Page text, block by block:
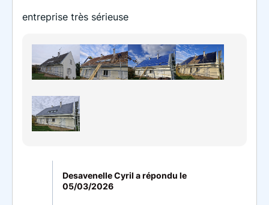
entreprise très sérieuse
Desavenelle Cyril a répondu le
05/03/2026